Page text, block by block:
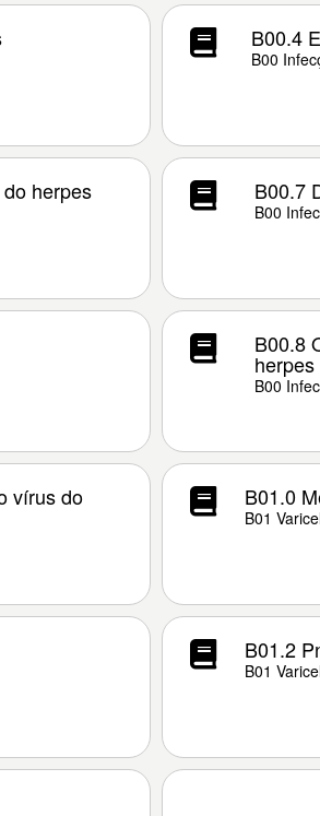
B00.4
B00
herpes B00.7
B00
B00.8
herpes
B00
vírus do B01.0
B01
B01.2
B01